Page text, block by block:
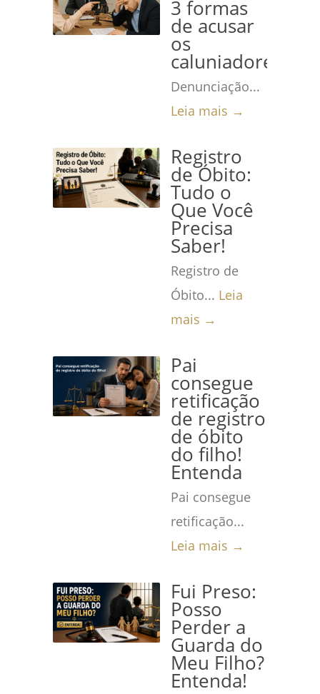
3 formas
de acusar
os
caluniadores
Denunciação...
Leia mais →
Registro
de Óbito:
Tudo o
Que Você
Precisa
Saber!
Registro de
Óbito... Leia
mais →
Pai
consegue
retificação
de registro
de óbito
do filho!
Entenda
Pai consegue
retificação...
Leia mais →
Fui Preso:
Posso
Perder a
Guarda do
Meu Filho?
Entenda!